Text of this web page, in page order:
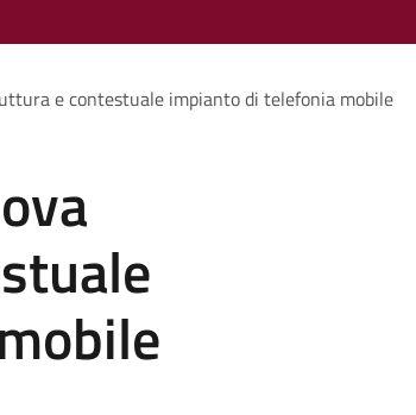
e contestuale impianto di telefonia mobile